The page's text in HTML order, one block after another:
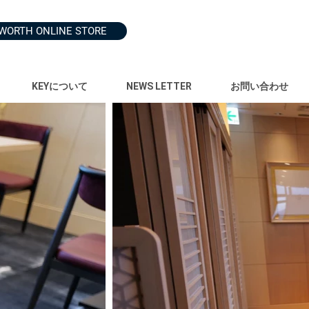
ONLINE STORE
KEYについて NEWS LETTER お問い合わせ